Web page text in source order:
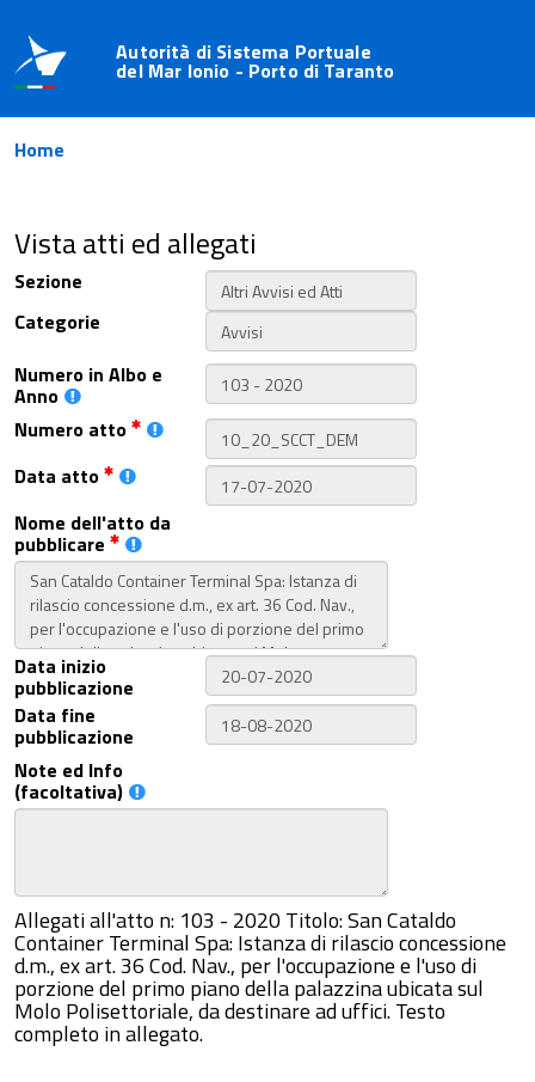
Autorità di Sistema Portuale
del Mar Ionio - Porto di Taranto
Home
Vista atti ed allegati
Sezione
Categorie
Numero in Albo e
Anno
Numero atto
Data atto
Nome dell'atto da
pubblicare
Data inizio
pubblicazione
Data fine
pubblicazione
Note ed Info
(facoltativa)
Allegati all'atto n: 103 - 2020 Titolo: San Cataldo
Container Terminal Spa: Istanza di rilascio concessione
d.m., ex art. 36 Cod. Nav., per l'occupazione e l'uso di
porzione del primo piano della palazzina ubicata sul
Molo Polisettoriale, da destinare ad uffici. Testo
completo in allegato.